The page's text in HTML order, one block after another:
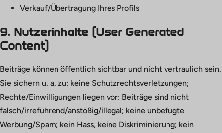
Verkauf/Übertragung Ihres Profils
9. Nutzerinhalte (User Generated
Content)
Beiträge können öffentlich sichtbar und nicht vertraulich sein.
Sie sichern u. a. zu: keine Schutzrechtsverletzungen;
Rechte/Einwilligungen liegen vor; Beiträge sind nicht
falsch/irreführend/anstößig/illegal; keine unbefugte
Werbung/Spam; kein Hass, keine Diskriminierung; kein